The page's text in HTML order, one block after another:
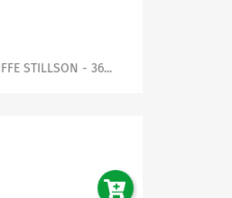
STILLSON - 36...